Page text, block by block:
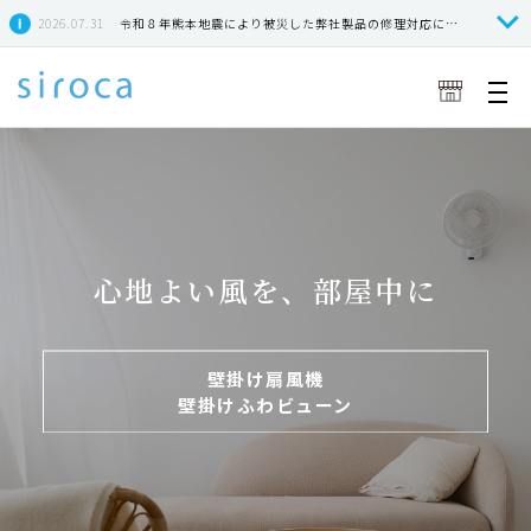
2026.07.31 令和８年熊本地震により被災した弊社製品の修理対応につきまして
心地よい風を、部屋中に
壁掛け扇風機
壁掛けふわビューン